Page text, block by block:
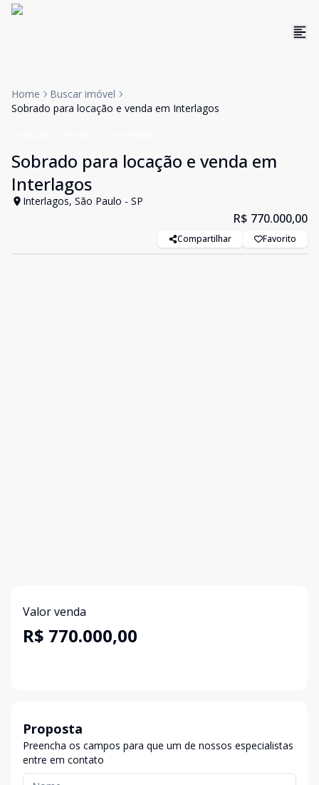
Home
Buscar imóvel
Sobrado para locação e venda em Interlagos
Sobrado para locação e venda em
Interlagos
Interlagos, São Paulo - SP
R$ 770.000,00
Compartilhar Favorito
Valor venda
R$ 770.000,00
Proposta
Preencha os campos para que um de nossos especialistas
entre em contato